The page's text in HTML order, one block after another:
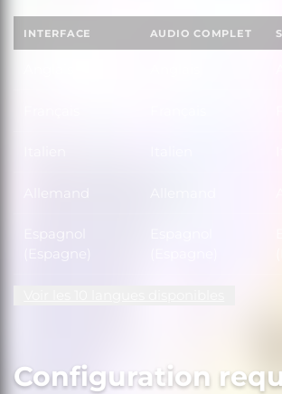
INTERFACE AUDIO COMPLET
Configuration